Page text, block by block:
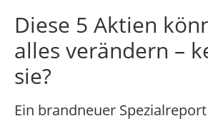
Diese 5 Aktien
alles verändern –
sie?
Ein brandneuer